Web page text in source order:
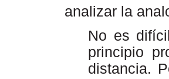
analizar la
No es
principio
distancia.